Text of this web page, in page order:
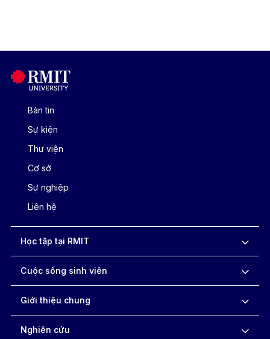
Bản tin
Sự kiện
Thư viện
Cơ sở
Sự nghiệp
Liên hệ
Học tập tại RMIT
Cuộc sống sinh viên
Giới thiệu chung
Nghiên cứu